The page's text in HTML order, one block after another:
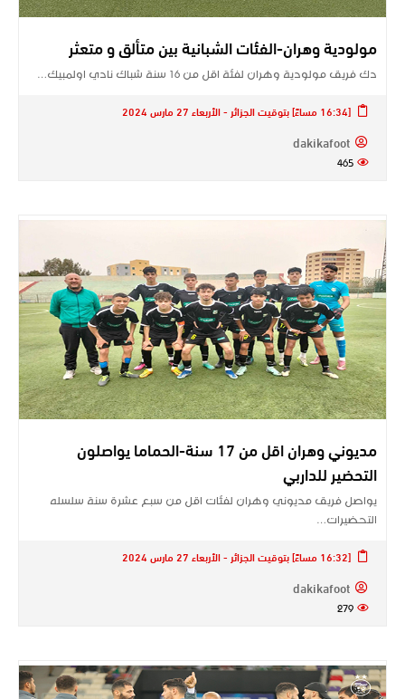
مولودية وهران-الفئات الشبانية بين متألق و متعثر
دك فريق مولودية وهران لفئة اقل من 16 سنة شباك نادي اولمبيك…
[16:34 مساءً] بتوقيت الجزائر - الأربعاء 27 مارس 2024
dakikafoot
465
مديوني وهران اقل من 17 سنة-الحماما يواصلون
التحضير للداربي
يواصل فريق مديوني وهران لفئات اقل من سبع عشرة سنة سلسله
التحضيرات…
[16:32 مساءً] بتوقيت الجزائر - الأربعاء 27 مارس 2024
dakikafoot
279